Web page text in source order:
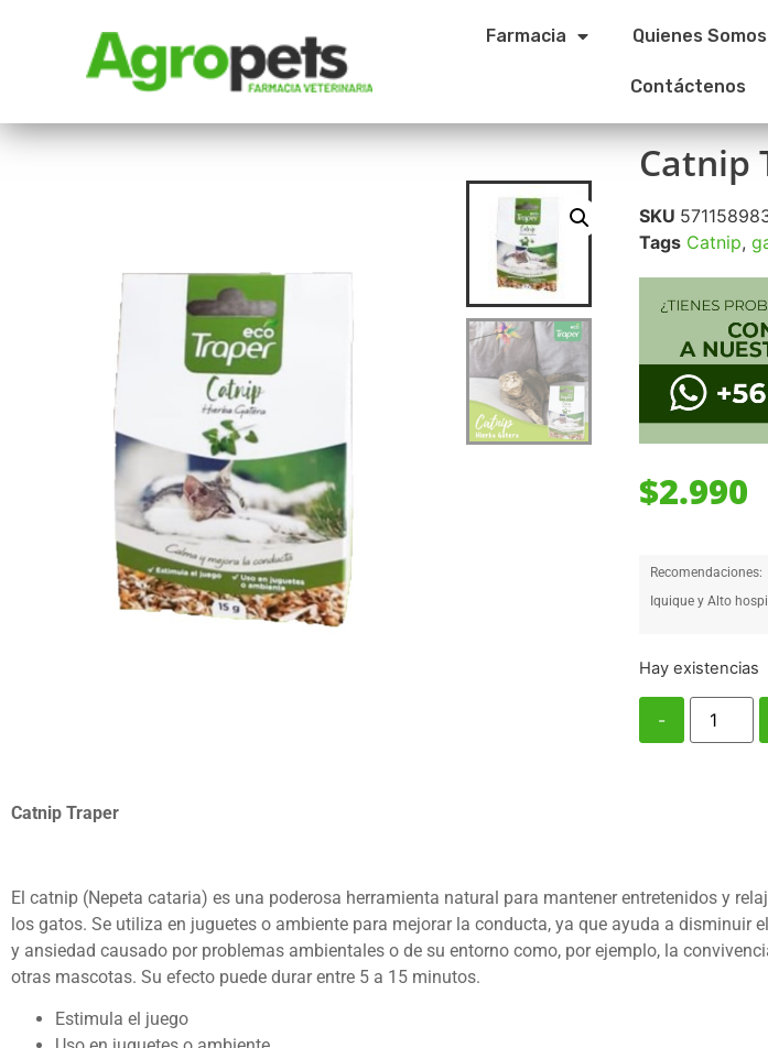
Farmacia Quienes Somos
Contáctenos
Catnip
SKU
Tags Catnip,
$2.990
Recomendaciones:
Iquique y Alto
Hay existencias
-
Catnip Traper
El catnip (Nepeta cataria) es una poderosa herramienta natural para mantener entretenidos y
los gatos. Se utiliza en juguetes o ambiente para mejorar la conducta, ya que ayuda a disminuir
y ansiedad causado por problemas ambientales o de su entorno como, por ejemplo, la
otras mascotas. Su efecto puede durar entre 5 a 15 minutos.
Estimula el juego